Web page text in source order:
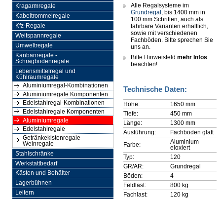
Kragarmregale
Kabeltrommelregale
Kfz-Regale
Weitspannregale
Umweltregale
Kanbanregale -
Schrägbodenregale
Lebensmittelregal und
Kühlraumregale
Aluminiumregal-Kombinationen
Aluminiumregale Komponenten
Edelstahlregal-Kombinationen
Edelstahlregale Komponenten
Aluminiumregale
Edelstahlregale
Getränkekistenregale
Weinregale
Stahlschränke
Werkstattbedarf
Kästen und Behälter
Lagerbühnen
Leitern
Alle Regalsysteme im
Grundregal , bis 1400 mm in
100 mm Schritten, auch als
fahrbare Varianten erhältlich,
sowie mit verschiedenen
Fachböden. Bitte sprechen Sie
uns an.
Bitte Hinweisfeld mehr Infos
beachten!
Technische Daten:
Höhe:
1650 mm
Tiefe:
450 mm
Länge:
1300 mm
Ausführung:
Fachböden glatt
Farbe:
Aluminium
eloxiert
Typ:
120
GR/AR:
Grundregal
Böden:
4
Feldlast:
800 kg
Fachlast:
120 kg